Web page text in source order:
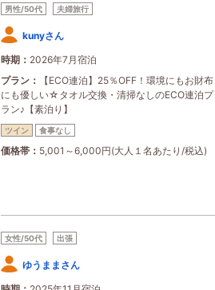
男性/50代 夫婦旅行
kunyさん
時期
2026年7月宿泊
プラン
【ECO連泊】25％OFF！環境にもお財布
にも優しい☆タオル交換・清掃なしのECO連泊プ
ラン♪【素泊り】
ツイン 食事なし
価格帯 5,001～6,000円(大人１名あたり/税込)
女性/50代 出張
ゆうままさん